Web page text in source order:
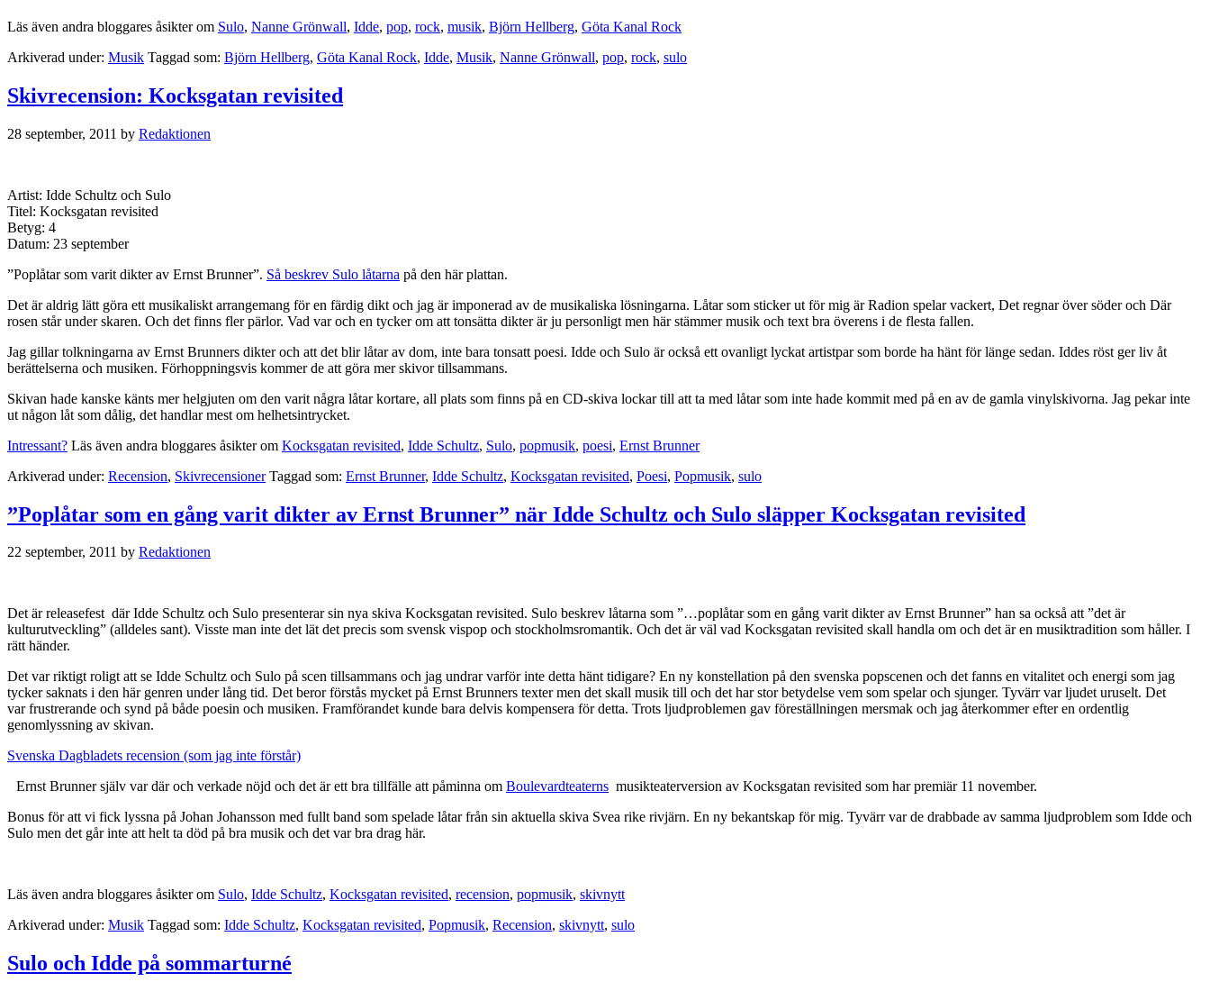
Läs även andra bloggares åsikter om Sulo, Nanne Grönwall, Idde, pop, rock, musik, Björn Hellberg, Göta Kanal Rock
Arkiverad under: Musik Taggad som: Björn Hellberg, Göta Kanal Rock, Idde, Musik, Nanne Grönwall, pop, rock, sulo
Skivrecension: Kocksgatan revisited
28 september, 2011 by Redaktionen
Artist: Idde Schultz och Sulo
Titel: Kocksgatan revisited
Betyg: 4
Datum: 23 september
”Poplåtar som varit dikter av Ernst Brunner”. Så beskrev Sulo låtarna på den här plattan.
Det är aldrig lätt göra ett musikaliskt arrangemang för en färdig dikt och jag är imponerad av de musikaliska lösningarna. Låtar som sticker ut för mig är Radion spelar vackert, Det regnar över söder och Där
rosen står under skaren. Och det finns fler pärlor. Vad var och en tycker om att tonsätta dikter är ju personligt men här stämmer musik och text bra överens i de flesta fallen.
Jag gillar tolkningarna av Ernst Brunners dikter och att det blir låtar av dom, inte bara tonsatt poesi. Idde och Sulo är också ett ovanligt lyckat artistpar som borde ha hänt för länge sedan. Iddes röst ger liv åt
berättelserna och musiken. Förhoppningsvis kommer de att göra mer skivor tillsammans.
Skivan hade kanske känts mer helgjuten om den varit några låtar kortare, all plats som finns på en CD-skiva lockar till att ta med låtar som inte hade kommit med på en av de gamla vinylskivorna. Jag pekar inte
ut någon låt som dålig, det handlar mest om helhetsintrycket.
Intressant? Läs även andra bloggares åsikter om Kocksgatan revisited, Idde Schultz, Sulo, popmusik, poesi, Ernst Brunner
Arkiverad under: Recension, Skivrecensioner Taggad som: Ernst Brunner, Idde Schultz, Kocksgatan revisited, Poesi, Popmusik, sulo
”Poplåtar som en gång varit dikter av Ernst Brunner” när Idde Schultz och Sulo släpper Kocksgatan revisited
22 september, 2011 by Redaktionen
Det är releasefest där Idde Schultz och Sulo presenterar sin nya skiva Kocksgatan revisited. Sulo beskrev låtarna som ”…poplåtar som en gång varit dikter av Ernst Brunner” han sa också att ”det är
kulturutveckling” (alldeles sant). Visste man inte det lät det precis som svensk vispop och stockholmsromantik. Och det är väl vad Kocksgatan revisited skall handla om och det är en musiktradition som håller. I
rätt händer.
Det var riktigt roligt att se Idde Schultz och Sulo på scen tillsammans och jag undrar varför inte detta hänt tidigare? En ny konstellation på den svenska popscenen och det fanns en vitalitet och energi som jag
tycker saknats i den här genren under lång tid. Det beror förstås mycket på Ernst Brunners texter men det skall musik till och det har stor betydelse vem som spelar och sjunger. Tyvärr var ljudet uruselt. Det
var frustrerande och synd på både poesin och musiken. Framförandet kunde bara delvis kompensera för detta. Trots ljudproblemen gav föreställningen mersmak och jag återkommer efter en ordentlig
genomlyssning av skivan.
Svenska Dagbladets recension (som jag inte förstår)
Ernst Brunner själv var där och verkade nöjd och det är ett bra tillfälle att påminna om Boulevardteaterns musikteaterversion av Kocksgatan revisited som har premiär 11 november.
Bonus för att vi fick lyssna på Johan Johansson med fullt band som spelade låtar från sin aktuella skiva Svea rike rivjärn. En ny bekantskap för mig. Tyvärr var de drabbade av samma ljudproblem som Idde och
Sulo men det går inte att helt ta död på bra musik och det var bra drag här.
Läs även andra bloggares åsikter om Sulo, Idde Schultz, Kocksgatan revisited, recension, popmusik, skivnytt
Arkiverad under: Musik Taggad som: Idde Schultz, Kocksgatan revisited, Popmusik, Recension, skivnytt, sulo
Sulo och Idde på sommarturné